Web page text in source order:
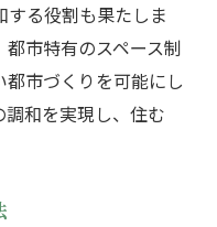
する役割も果たしま
市特有のスペース制
市づくりを可能にし
調和を実現し、住む